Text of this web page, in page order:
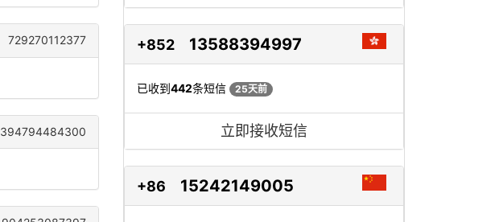
729270112377
394794484300
+852 13588394997
已收到442条短信 25天前
立即接收短信
+86 15242149005